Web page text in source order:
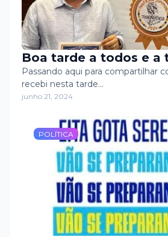
Boa tarde a todos e a
Passando aqui para compartilhar
recebi nesta tarde…
junho 21, 2024
POLÍTICA